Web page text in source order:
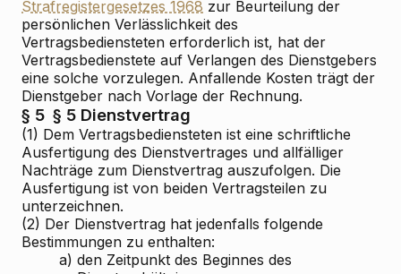
Strafregistergesetzes 1968 zur Beurteilung der
persönlichen Verlässlichkeit des
Vertragsbediensteten erforderlich ist, hat der
Vertragsbedienstete auf Verlangen des Dienstgebers
eine solche vorzulegen. Anfallende Kosten trägt der
Dienstgeber nach Vorlage der Rechnung.
§ 5 § 5 Dienstvertrag
(1) Dem Vertragsbediensteten ist eine schriftliche
Ausfertigung des Dienstvertrages und allfälliger
Nachträge zum Dienstvertrag auszufolgen. Die
Ausfertigung ist von beiden Vertragsteilen zu
unterzeichnen.
(2) Der Dienstvertrag hat jedenfalls folgende
Bestimmungen zu enthalten:
a) den Zeitpunkt des Beginnes des